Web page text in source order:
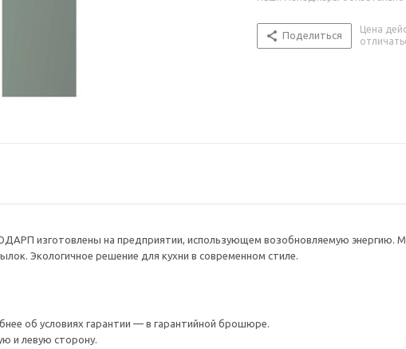
Поделиться
Цена
изготовлены на предприятии, использующем возобновляемую энергию.
Экологичное решение для кухни в современном стиле.
об условиях гарантии — в гарантийной брошюре.
и левую сторону.